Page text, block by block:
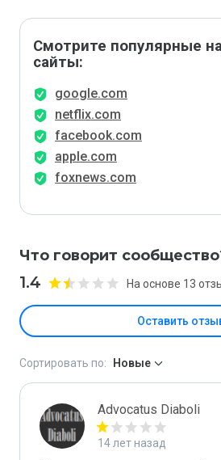
Смотрите популярные
сайты:
google.com
netflix.com
facebook.com
apple.com
foxnews.com
Что говорит
1.4 На основе 13
Оставить
Сортировать по: Новые
Advocatus Diaboli
14 лет назад